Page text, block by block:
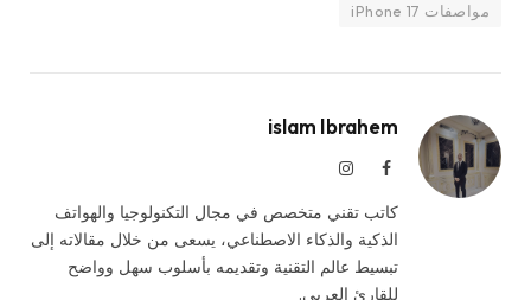
مواصفات iPhone 17
islam Ibrahem
فيسبوكالانستغرام
كاتب تقني متخصص في مجال التكنولوجيا والهواتف
الذكية والذكاء الاصطناعي، يسعى من خلال مقالاته إلى
تبسيط عالم التقنية وتقديمه بأسلوب سهل وواضح
للقارئ العربي.